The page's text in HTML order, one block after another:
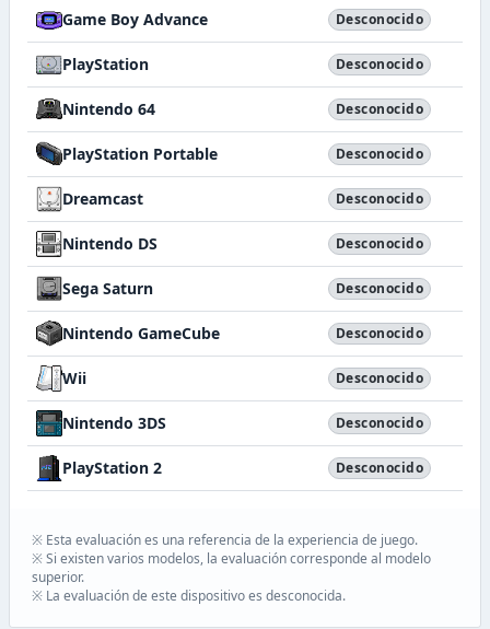
Game Boy Advance Desconocido
PlayStation Desconocido
Nintendo 64 Desconocido
PlayStation Portable Desconocido
Dreamcast Desconocido
Nintendo DS Desconocido
Sega Saturn Desconocido
Nintendo GameCube Desconocido
Wii Desconocido
Nintendo 3DS Desconocido
PlayStation 2 Desconocido
※ Esta evaluación es una referencia de la experiencia de juego.
※ Si existen varios modelos, la evaluación corresponde al modelo
superior.
※ La evaluación de este dispositivo es desconocida.